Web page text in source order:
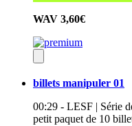
WAV 3,60€
billets manipuler 01
00:29 - LESF | Série
petit paquet de 10